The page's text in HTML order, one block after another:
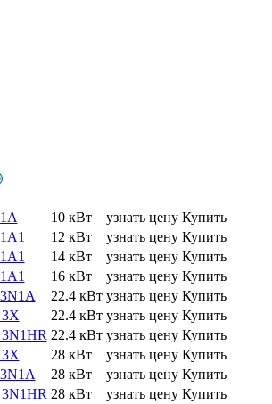
10 кВт узнать цену Купить
12 кВт узнать цену Купить
14 кВт узнать цену Купить
16 кВт узнать цену Купить
22.4 кВт узнать цену Купить
22.4 кВт узнать цену Купить
22.4 кВт узнать цену Купить
28 кВт узнать цену Купить
28 кВт узнать цену Купить
28 кВт узнать цену Купить